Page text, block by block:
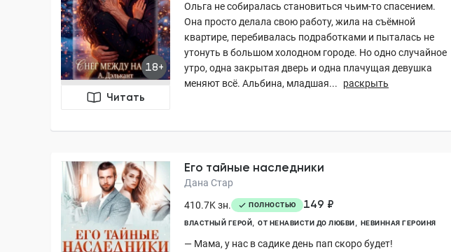
18+
Читать
Ольга не собиралась становиться чьим-то спасением.
Она просто делала свою работу, жила на съёмной
квартире, перебивалась подработками и пыталась не
утонуть в большом холодном городе. Но одно случайное
утро, одна закрытая дверь и одна плачущая девушка
меняют всё. Альбина, младшая...
раскрыть
Его тайные наследники
Дана Стар
410.7K зн.
ПОЛНОСТЬЮ 149 ₽
ВЛАСТНЫЙ ГЕРОЙ ОТ НЕНАВИСТИ ДО ЛЮБВИ НЕВИННАЯ ГЕРОИНЯ
— Мама, у нас в садике день пап скоро будет!